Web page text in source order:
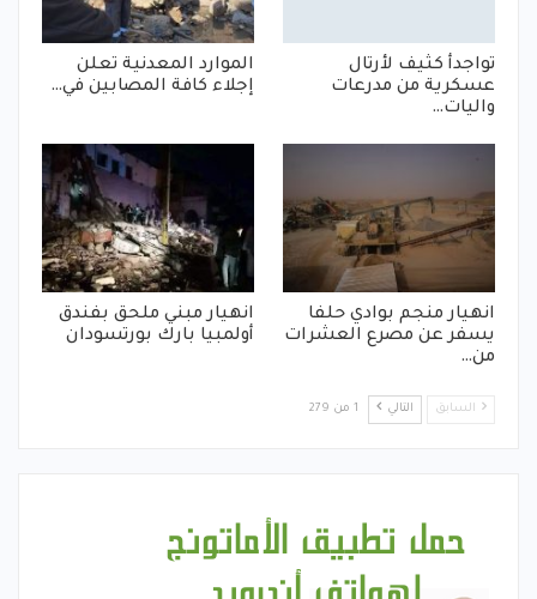
تواجدأ كثيف لأرتال
عسكرية من مدرعات
واليات…
الموارد المعدنية تعلن
إجلاء كافة المصابين في…
انهيار منجم بوادي حلفا
يسفر عن مصرع العشرات
من…
انهيار مبني ملحق بفندق
أولمبيا بارك بورتسودان
السابق التالي 1 من 279